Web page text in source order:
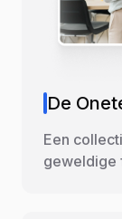
De
Een
geweldige